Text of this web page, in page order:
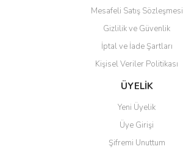
Gönder
Mesafeli Satış Sözleşmesi
Gizlilik ve Güvenlik
İptal ve İade Şartları
Kişisel Veriler Politikası
ÜYELİK
Yeni Üyelik
Üye Girişi
Şifremi Unuttum